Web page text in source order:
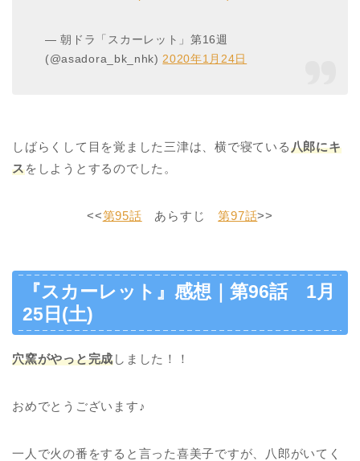
— 朝ドラ「スカーレット」第16週
(@asadora_bk_nhk)2020年1月24日
しばらくして目を覚ました三津は、横で寝ている八郎にキ
スをしようとするのでした。
<<第95話 あらすじ第97話>>
『スカーレット』感想｜第96話 1月
25日(土)
穴窯がやっと完成しました！！
おめでとうございます♪
一人で火の番をすると言った喜美子ですが、八郎がいてく